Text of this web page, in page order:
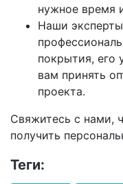
нужное время
Наши
покрытия, его
вам принять
проекта.
Свяжитесь с нами,
получить
Теги: